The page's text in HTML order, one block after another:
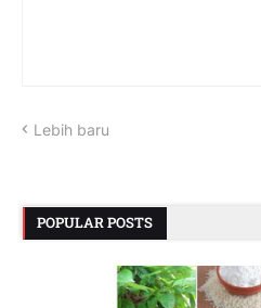
Lebih baru
POPULAR POSTS